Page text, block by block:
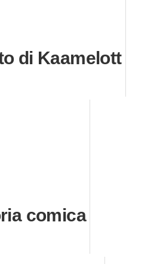
di Kaamelott
comica